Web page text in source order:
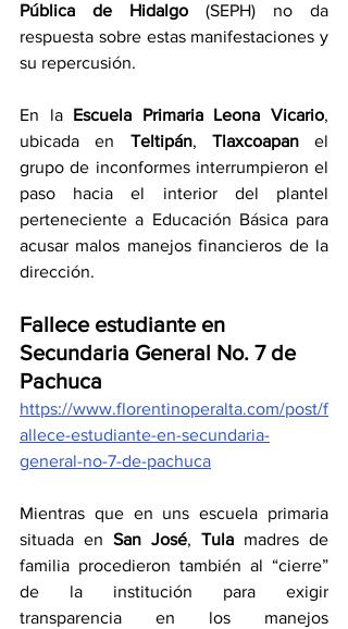
Pública de Hidalgo (SEPH) no da
respuesta sobre estas manifestaciones y
su repercusión.
En la Escuela Primaria Leona Vicario,
ubicada en Teltipán, Tlaxcoapan el
grupo de inconformes interrumpieron el
paso hacia el interior del plantel
perteneciente a Educación Básica para
acusar malos manejos financieros de la
dirección.
Fallece estudiante en
Secundaria General No. 7 de
Pachuca
https://www.florentinoperalta.com/post/f
allece-estudiante-en-secundaria-
general-no-7-de-pachuca
Mientras que en uns escuela primaria
situada en San José, Tula madres de
familia procedieron también al “cierre”
de la institución para exigir
transparencia en los manejos